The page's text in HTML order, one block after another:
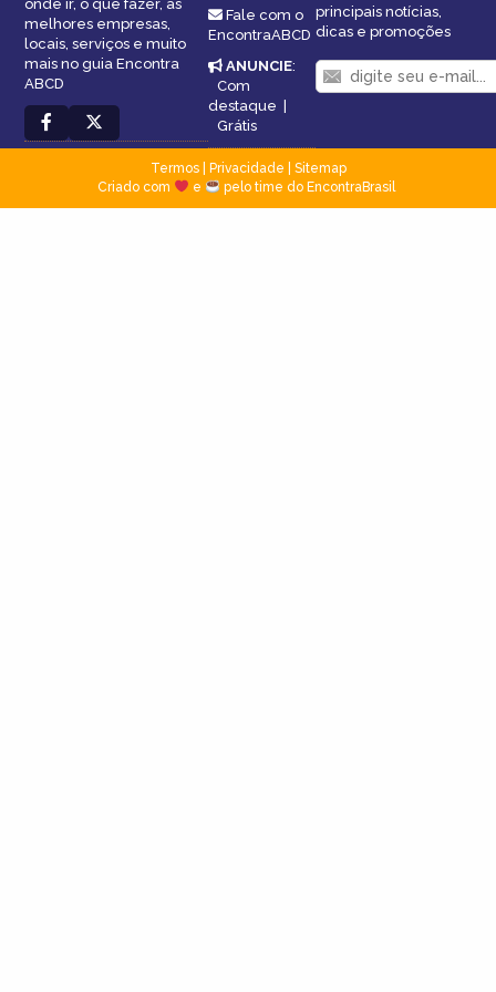
onde ir, o que fazer, as
melhores empresas,
locais, serviços e muito
mais no guia Encontra
ABCD
Fale com o
EncontraABCD
ANUNCIE:
Com
destaque
Grátis
principais notícias,
dicas e promoções
Termos| Privacidade
Sitemap
Criado com
e pelo time do EncontraBrasil